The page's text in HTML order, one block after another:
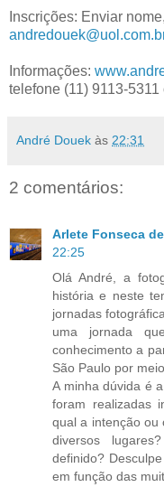
Inscrições: Enviar
Informações:
telefone (11) 9113-
André Douek às 22:31
2 comentários:
Arlete Fonseca
22:25
Olá André, a
história e neste
jornadas
uma jornada
conhecimento a
São Paulo por
A minha dúvida é
foram realizadas
qual a intenção ou
diversos
definido?
em função das